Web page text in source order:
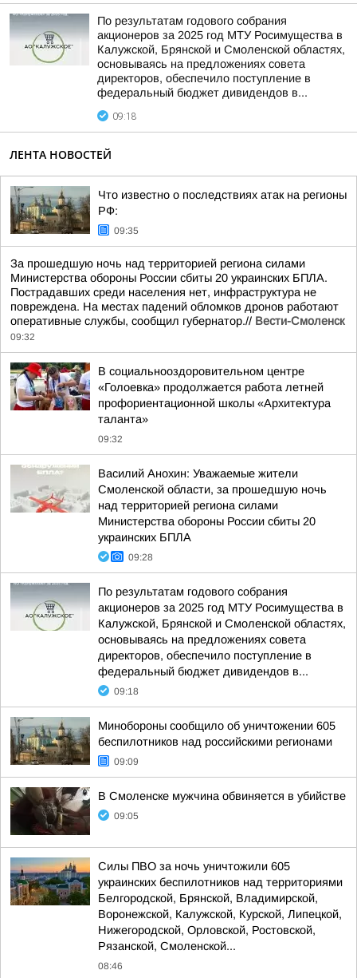
По результатам годового собрания
акционеров за 2025 год МТУ Росимущества в
Калужской, Брянской и Смоленской областях,
основываясь на предложениях совета
директоров, обеспечило поступление в
федеральный бюджет дивидендов в...
09:18
ЛЕНТА НОВОСТЕЙ
Что известно о последствиях атак на регионы
РФ:
09:35
За прошедшую ночь над территорией региона силами
Министерства обороны России сбиты 20 украинских БПЛА.
Пострадавших среди населения нет, инфраструктура не
повреждена. На местах падений обломков дронов работают
оперативные службы, сообщил губернатор.// Вести-Смоленск
09:32
В социальнооздоровительном центре
«Голоевка» продолжается работа летней
профориентационной школы «Архитектура
таланта»
09:32
Василий Анохин: Уважаемые жители
Смоленской области, за прошедшую ночь
над территорией региона силами
Министерства обороны России сбиты 20
украинских БПЛА
09:28
По результатам годового собрания
акционеров за 2025 год МТУ Росимущества в
Калужской, Брянской и Смоленской областях,
основываясь на предложениях совета
директоров, обеспечило поступление в
федеральный бюджет дивидендов в...
09:18
Минобороны сообщило об уничтожении 605
беспилотников над российскими регионами
09:09
В Смоленске мужчина обвиняется в убийстве
09:05
Силы ПВО за ночь уничтожили 605
украинских беспилотников над территориями
Белгородской, Брянской, Владимирской,
Воронежской, Калужской, Курской, Липецкой,
Нижегородской, Орловской, Ростовской,
Рязанской, Смоленской...
08:46